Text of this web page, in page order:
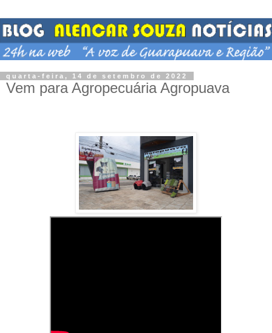
quarta-feira, 14 de setembro de 2022
Vem para Agropecuária Agropuava